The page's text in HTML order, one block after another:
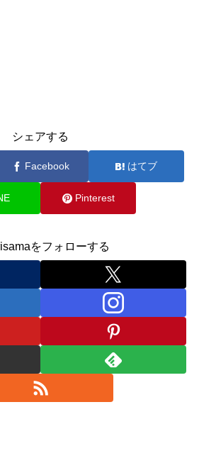
シェアする
Facebook はてブ
Pinterest
をフォローする